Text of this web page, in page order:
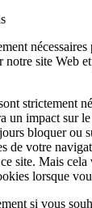
notre site Web
strictement
un impact sur
bloquer ou
de votre
site. Mais
lorsque
si vous